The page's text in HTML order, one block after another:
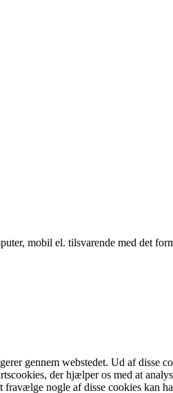
mobil el. tilsvarende med det
gennem webstedet. Ud af disse
der hjælper os med at
nogle af disse cookies kan